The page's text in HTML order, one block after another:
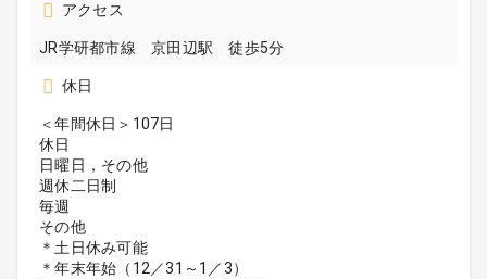
アクセス
JR学研都市線 京田辺駅 徒歩5分
休日
＜年間休日＞107日
休日
日曜日，その他
週休二日制
毎週
その他
＊土日休み可能
＊年末年始（12／31～1／3）